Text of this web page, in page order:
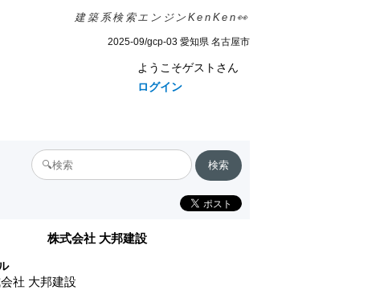
建築系検索エンジンKenKen👀
2025-09/gcp-03 愛知県 名古屋市
ようこそゲストさん
ログイン
株式会社 大邦建設
社 大邦建設